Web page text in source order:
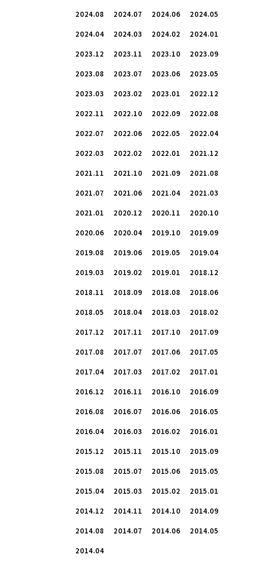
2024.08 2024.07 2024.06 2024.05
2024.04 2024.03 2024.02 2024.01
2023.12 2023.11 2023.10 2023.09
2023.08 2023.07 2023.06 2023.05
2023.03 2023.02 2023.01 2022.12
2022.11 2022.10 2022.09 2022.08
2022.07 2022.06 2022.05 2022.04
2022.03 2022.02 2022.01 2021.12
2021.11 2021.10 2021.09 2021.08
2021.07 2021.06 2021.04 2021.03
2021.01 2020.12 2020.11 2020.10
2020.06 2020.04 2019.10 2019.09
2019.08 2019.06 2019.05 2019.04
2019.03 2019.02 2019.01 2018.12
2018.11 2018.09 2018.08 2018.06
2018.05 2018.04 2018.03 2018.02
2017.12 2017.11 2017.10 2017.09
2017.08 2017.07 2017.06 2017.05
2017.04 2017.03 2017.02 2017.01
2016.12 2016.11 2016.10 2016.09
2016.08 2016.07 2016.06 2016.05
2016.04 2016.03 2016.02 2016.01
2015.12 2015.11 2015.10 2015.09
2015.08 2015.07 2015.06 2015.05
2015.04 2015.03 2015.02 2015.01
2014.12 2014.11 2014.10 2014.09
2014.08 2014.07 2014.06 2014.05
2014.04